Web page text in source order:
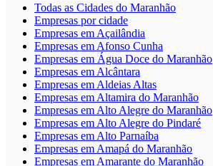
Todas as Cidades do Maranhão
Empresas por cidade
Empresas em Açailândia
Empresas em Afonso Cunha
Empresas em Água Doce do Maranhão
Empresas em Alcântara
Empresas em Aldeias Altas
Empresas em Altamira do Maranhão
Empresas em Alto Alegre do Maranhão
Empresas em Alto Alegre do Pindaré
Empresas em Alto Parnaíba
Empresas em Amapá do Maranhão
Empresas em Amarante do Maranhão